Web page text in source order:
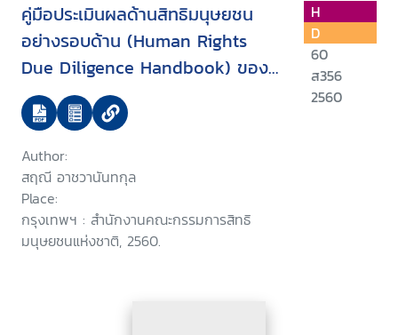
คู่มือประเมินผลด้านสิทธิมนุษยชน
อย่างรอบด้าน (Human Rights
Due Diligence Handbook) ของ
ธุรกิจการโรงแรม
Author:
สฤณี อาชวานันทกุล
Place:
กรุงเทพฯ : สำนักงานคณะกรรมการสิทธิ
มนุษยชนแห่งชาติ, 2560.
H
D
60
ส356
2560